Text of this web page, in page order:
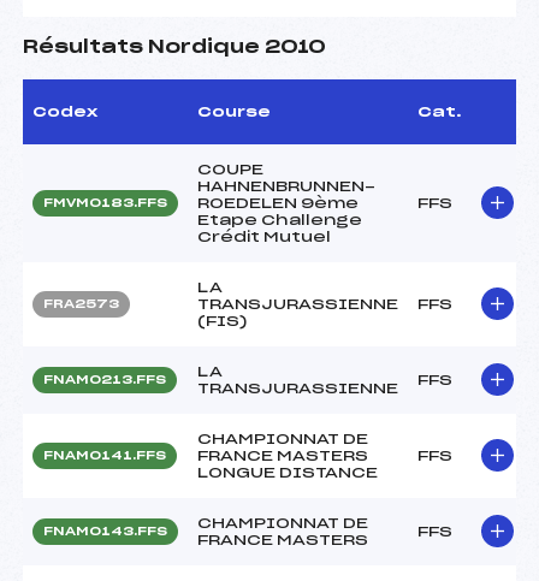
Résultats Nordique 2010
Codex Course Cat.
FMVM0183.FFS
COUPE
HAHNENBRUNNEN-
ROEDELEN 9ème
Etape Challenge
Crédit Mutuel
FFS
FRA2573
LA
TRANSJURASSIENNE
(FIS)
FFS
FNAM0213.FFS
LA
TRANSJURASSIENNE
FFS
FNAM0141.FFS
CHAMPIONNAT DE
FRANCE MASTERS
LONGUE DISTANCE
FFS
FNAM0143.FFS
CHAMPIONNAT DE
FRANCE MASTERS
FFS